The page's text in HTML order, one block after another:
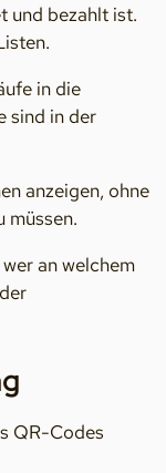
und bezahlt ist.
in die
sind in der
anzeigen, ohne
müssen.
an welchem
QR-Codes